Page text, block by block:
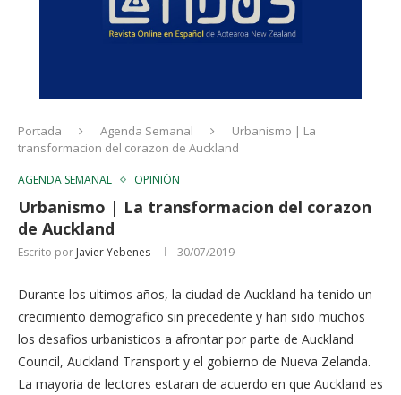
Portada Agenda Semanal
Urbanismo | La
transformacion del corazon de Auckland
AGENDA SEMANAL OPINIÓN
Urbanismo | La transformacion del corazon
de Auckland
Escrito por Javier Yebenes 30/07/2019
Durante los ultimos años, la ciudad de Auckland ha tenido un
crecimiento demografico sin precedente y han sido muchos
los desafios urbanisticos a afrontar por parte de Auckland
Council, Auckland Transport y el gobierno de Nueva Zelanda.
La mayoria de lectores estaran de acuerdo en que Auckland es